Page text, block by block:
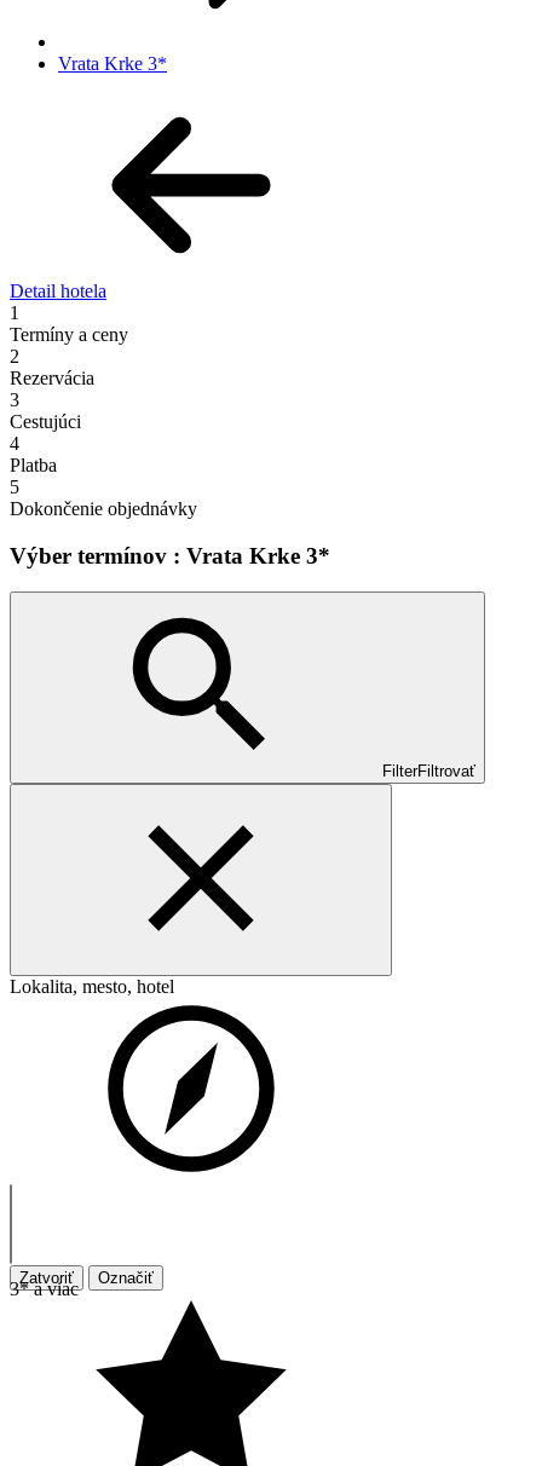
Vrata Krke 3*
Detail hotela
1
Termíny a ceny
2
Rezervácia
3
Cestujúci
4
Platba
5
Dokončenie objednávky
Výber termínov : Vrata Krke 3*
FilterFiltrovať
Lokalita, mesto, hotel
Zatvoriť Označiť
3* a viac